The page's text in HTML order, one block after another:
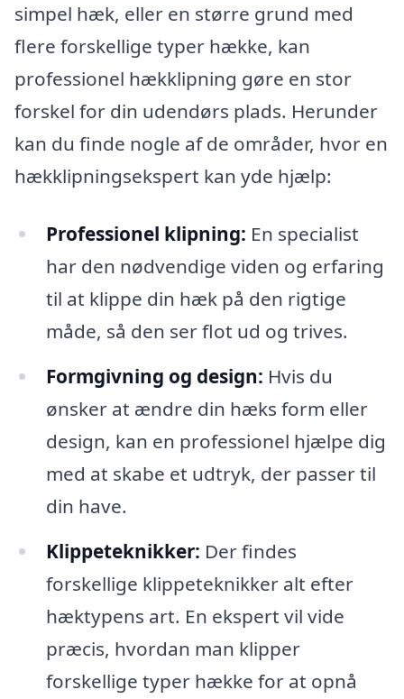
simpel hæk, eller en større grund med
flere forskellige typer hække, kan
professionel hækklipning gøre en stor
forskel for din udendørs plads. Herunder
kan du finde nogle af de områder, hvor en
hækklipningsekspert kan yde hjælp:
Professionel klipning: En specialist
har den nødvendige viden og erfaring
til at klippe din hæk på den rigtige
måde, så den ser flot ud og trives.
Formgivning og design: Hvis du
ønsker at ændre din hæks form eller
design, kan en professionel hjælpe dig
med at skabe et udtryk, der passer til
din have.
Klippeteknikker: Der findes
forskellige klippeteknikker alt efter
hæktypens art. En ekspert vil vide
præcis, hvordan man klipper
forskellige typer hække for at opnå